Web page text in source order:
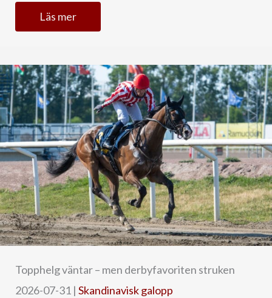
Läs mer
Topphelg väntar – men derbyfavoriten struken
2026-07-31 | Skandinavisk galopp